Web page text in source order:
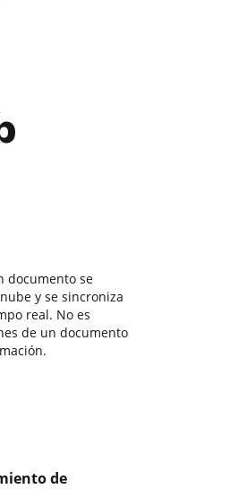
documento se
y se sincroniza
real. No es
de un documento
de